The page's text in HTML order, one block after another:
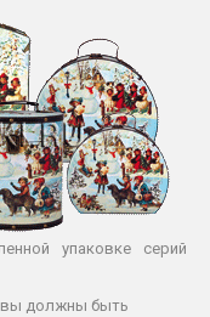
упаковке серий
вы должны быть